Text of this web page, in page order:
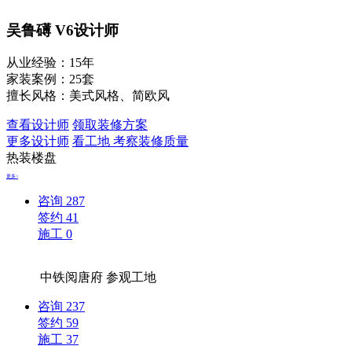
吴鲁礡V6设计师
从业经验：15年
家装案例：25套
擅长风格：美式风格、简欧风
查看设计师 领取装修方案
更多设计师 看工地 考察装修质量
热装楼盘
更多>
咨询 287
签约 41
施工 0
中铁阅唐府参观工地
咨询 237
签约 59
施工 37